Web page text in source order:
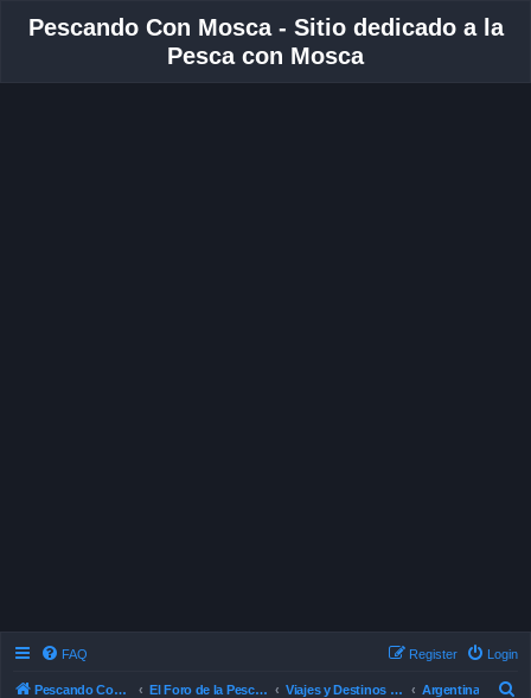
Pescando Con Mosca - Sitio dedicado a la
Pesca con Mosca
FAQ Login
Register
Pescando Con Mosca El Foro de la Pesca con Mosca en Chile Viajes y Destinos de Pesca Argentina